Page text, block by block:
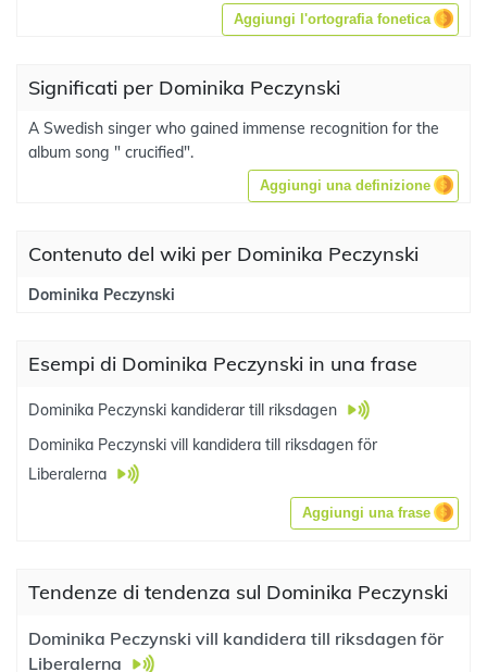
Aggiungi l'ortografia fonetica
Significati per Dominika Peczynski
A Swedish singer who gained immense recognition for the
album song " crucified".
Aggiungi una definizione
Contenuto del wiki per Dominika Peczynski
Dominika Peczynski
Esempi di Dominika Peczynski in una frase
Dominika Peczynski kandiderar till riksdagen
Dominika Peczynski vill kandidera till riksdagen för
Liberalerna
Aggiungi una frase
Tendenze di tendenza sul Dominika Peczynski
Dominika Peczynski vill kandidera till riksdagen för
Liberalerna